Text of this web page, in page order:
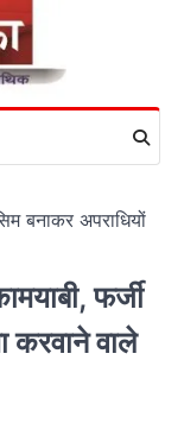
बनाकर अपराधियों
फर्जी
करवाने वाले